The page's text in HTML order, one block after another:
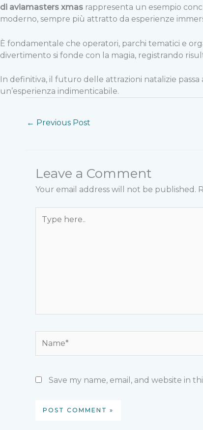
di aviamasters xmas rappresenta un esempio
moderno, sempre più attratto da esperienze
È fondamentale che operatori, parchi tematici e
divertimento si fonde con la magia, registrando
In definitiva, il futuro delle attrazioni natalizie
un’esperienza indimenticabile.
← Previous Post
Leave a Comment
Your email address will not be published.
here..
Save my name, email, and website in